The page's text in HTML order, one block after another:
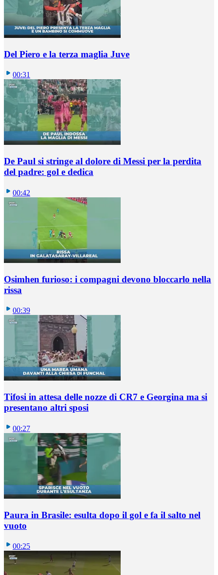
Del Piero e la terza maglia Juve
00:31
De Paul si stringe al dolore di Messi per la perdita
del padre: gol e dedica
00:42
Osimhen furioso: i compagni devono bloccarlo nella
rissa
00:39
Tifosi in attesa delle nozze di CR7 e Georgina ma si
presentano altri sposi
00:27
Paura in Brasile: esulta dopo il gol e fa il salto nel
vuoto
00:25